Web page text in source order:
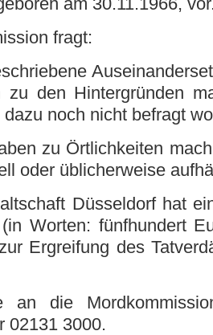
fragt:
zu den Hintergründen
noch nicht befragt
zu Örtlichkeiten
oder üblicherweise
Düsseldorf hat
Worten: fünfhundert
Ergreifung des
an die
02131 3000.